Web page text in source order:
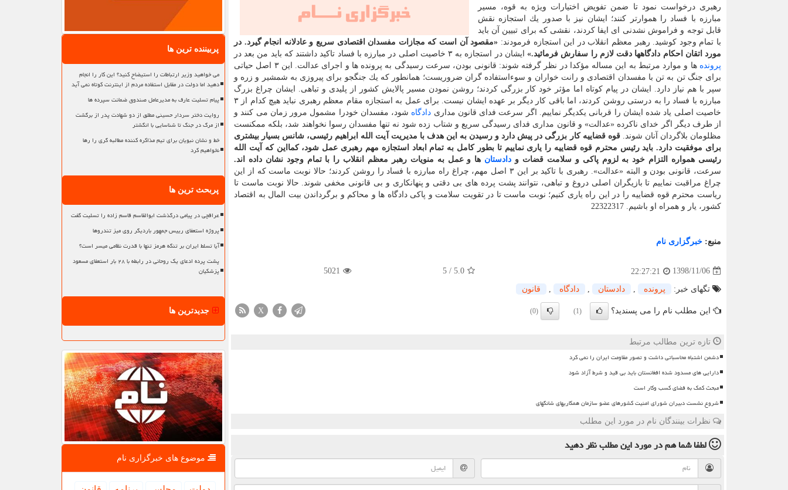
رهبری درخواست نمود تا ضمن تفویض اختیارات ویژه به قوه، مسیر
مبارزه با فساد را هموارتر كنند؛ ایشان نیز با صدور یك استجازه نقش
قابل توجه و فراموش نشدنی ای ایفا كردند، نقشی كه برای تبیین آن باید
با تمام وجود كوشید. رهبر معظم انقلاب در این استجازه فرمودند: «مقصود آن است كه مجازات مفسدان اقتصادی سریع و عادلانه انجام گیرد. در
مورد اتقان احكام دادگاهها دقت لازم را سفارش فرمائید.»ایشان در استجازه به ۳ خاصیت اصلی در مبارزه با فساد تاكید داشتند كه باید من بعد در
پرونده
ها و موارد مرتبط به این مساله مؤكدا در نظر گرفته شوند: قانونی بودن، سرعت رسیدگی به پرونده ها و اجرای عدالت. این ۳ اصل حیاتی
برای جنگ تن به تن با مفسدان اقتصادی و رانت خواران و سوءاستفاده گران ضروریست؛ همانطور كه یك جنگجو برای پیروزی به شمشیر و زره و
سپر با هم نیاز دارد. ایشان در پیام كوتاه اما مؤثر خود كار بزرگی كردند؛ روشن نمودن مسیر پالایش كشور از پلیدی و تباهی. ایشان چراغ بزرگ
مبارزه با فساد را به درستی روشن كردند، اما باقی كار دیگر بر عهده ایشان نیست. برای عمل به استجازه مقام معظم رهبری نباید هیچ كدام از ۳
خاصیت اصلی یاد شده ایشان را قربانی یكدیگر نماییم. اگر سرعت فدای قانون مداری دادگاه شود، مفسدان خودرا مشمول مرور زمان می كنند و
از طرف دیگر اگر خدای ناكرده «عدالت» و قانون مداری فدای رسیدگی سریع و شتاب زده شود نه تنها مفسدان رسوا نخواهند شد، بلكه ممكنست
مظلومان بلاگردان آنان شوند.قوه قضاییه كار بزرگی در پیش دارد و رسیدن به این هدف با مدیریت آیت الله ابراهیم رئیسی، شانس بسیار بیشتری
برای موفقیت دارد. باید رئیس محترم قوه قضاییه را یاری نماییم تا بطور كامل به تمام ابعاد استجازه مهم رهبری عمل شود، كمااین كه آیت الله
رئیسی همواره التزام خود به لزوم پاكی و سلامت قضات و دادستان ها و عمل به منویات رهبر معظم انقلاب را با تمام وجود نشان داده اند.
سرعت، قانونی بودن و البته «عدالت». رهبری با تاكید بر این ۳ اصل مهم، چراغ راه مبارزه با فساد را روشن كردند؛ حالا نوبت ماست كه از این
چراغ مراقبت نماییم تا بازیگران اصلی دروغ و تباهی، نتوانند پشت پرده های بی دقتی و پنهانكاری و بی قانونی مخفی شوند. حالا نوبت ماست تا
ریاست محترم قوه قضاییه را در این راه یاری كنیم؛ نوبت ماست تا در تقویت سلامت و پاكی دادگاه ها و محاكم و برگرداندن بیت المال به اقتصاد
كشور، یار و همراه او باشیم. 22322317
منبع: خبرگزاری نام
1398/11/06
22:27:21
5.0
/
5
5021
تگهای خبر: پرونده دادستان دادگاه قانون
این مطلب نام را می پسندید؟ (1)
(0)
X
تازه ترین مطالب مرتبط
دشمن اشتباه محاسباتی داشت و تصور مقاومت ایران را نمی کرد
دارایی های مسدود شده افغانستان باید بی قید و شرط آزاد شود
مبحث کمک به فضای کسب وکار است
شروع نشست دبیران شورای امنیت کشورهای عضو سازمان همکاریهای شانگهای
نظرات بینندگان نام در مورد این مطلب
لطفا شما همدر مورد این مطلبنظر دهید
پربیننده ترین ها
می خواهید وزیر ارتباطات را استیضاح کنید؟ این کار را انجام
دهید اما دولت در مقابل استفاده مردم از اینترنت کوتاه نمی آید
پیام تسلیت عارف به مدیرعامل صندوق ضمانت سپرده ها
روایت دختر سردار حسینی مطلق از دو شهادت پدر از برگشت
از مرگ در جنگ تا شناسایی با انگشتر
خط و نشان نبویان برای تیم مذاکره کننده مطالبه گری را رها
نخواهیم کرد
پربحث ترین ها
عراقچی در پیامی درگذشت ابوالقاسم قاسم زاده را تسلیت گفت
پروژه استعفای رییس جمهور باردیگر روی میز تندروها
آیا تسلط ایران بر تنگه هرمز تنها با قدرت نظامی میسر است؟
پشت پرده ادعای یک روحانی در رابطه با ۲۸ بار استعفای مسعود
پزشکیان
جدیدترین ها
موضوع های خبرگزاری نام